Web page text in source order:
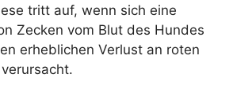
tritt auf, wenn sich eine
Zecken vom Blut des Hundes
erheblichen Verlust an roten